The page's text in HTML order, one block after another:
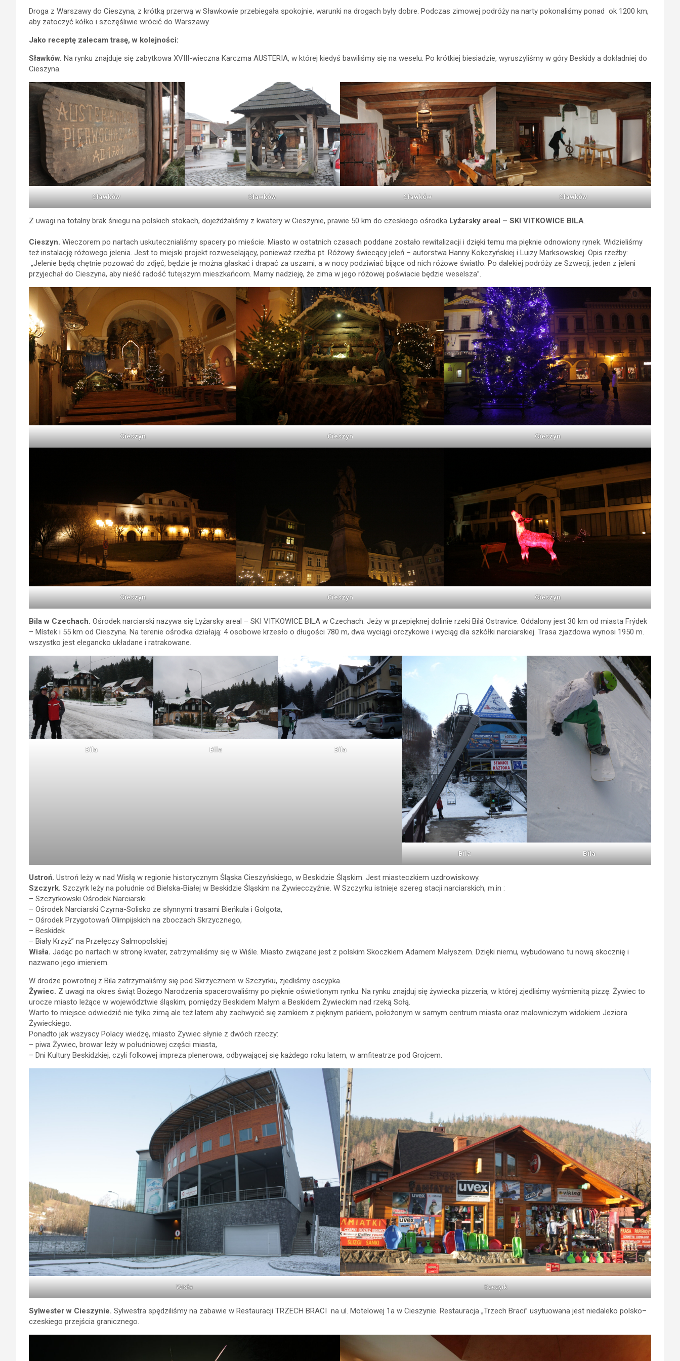
Droga z Warszawy do Cieszyna, z krótką przerwą w Sławkowie przebiegała spokojnie, warunki na drogach były dobre. Podczas zimowej podróży na narty pokonaliśmy ponad ok 1200 km,
aby zatoczyć kółko i szczęśliwie wrócić do Warszawy.
Jako receptę zalecam trasę, w kolejności:
Sławków. Na rynku znajduje się zabytkowa XVIII-wieczna Karczma AUSTERIA, w której kiedyś bawiliśmy się na weselu. Po krótkiej biesiadzie, wyruszyliśmy w góry Beskidy a dokładniej do
Cieszyna.
Sławków Sławków Sławków Sławków
Z uwagi na totalny brak śniegu na polskich stokach, dojeżdżaliśmy z kwatery w Cieszynie, prawie 50 km do czeskiego ośrodka Lyźarsky areal – SKI VITKOWICE BILA.
Cieszyn. Wieczorem po nartach uskutecznialiśmy spacery po mieście. Miasto w ostatnich czasach poddane zostało rewitalizacji i dzięki temu ma pięknie odnowiony rynek. Widzieliśmy
też instalację różowego jelenia. Jest to miejski projekt rozweselający, ponieważ rzeźba pt. Różowy świecący jeleń – autorstwa Hanny Kokczyńskiej i Luizy Marksowskiej. Opis rzeźby:
„Jelenie będą chętnie pozować do zdjęć, będzie je można głaskać i drapać za uszami, a w nocy podziwiać bijące od nich różowe światło. Po dalekiej podróży ze Szwecji, jeden z jeleni
przyjechał do Cieszyna, aby nieść radość tutejszym mieszkańcom. Mamy nadzieję, że zima w jego różowej poświacie będzie weselsza”.
Cieszyn Cieszyn Cieszyn
Cieszyn Cieszyn Cieszyn
Bila w Czechach. Ośrodek narciarski nazywa się Lyźarsky areal – SKI VITKOWICE BILA w Czechach. Jeży w przepięknej dolinie rzeki Bílá Ostravice. Oddalony jest 30 km od miasta Frýdek
– Místek i 55 km od Cieszyna. Na terenie ośrodka działają: 4 osobowe krzesło o długości 780 m, dwa wyciągi orczykowe i wyciąg dla szkółki narciarskiej. Trasa zjazdowa wynosi 1950 m.
wszystko jest elegancko układane i ratrakowane.
Bila Bila Bila
Bila Bila
Ustroń. Ustroń leży w nad Wisłą w regionie historycznym Śląska Cieszyńskiego, w Beskidzie Śląskim. Jest miasteczkiem uzdrowiskowy.
Szczyrk. Szczyrk leży na południe od Bielska-Białej w Beskidzie Śląskim na Żywiecczyźnie. W Szczyrku istnieje szereg stacji narciarskich, m.in :
– Szczyrkowski Ośrodek Narciarski
– Ośrodek Narciarski Czyrna-Solisko ze słynnymi trasami Bieńkula i Golgota,
– Ośrodek Przygotowań Olimpijskich na zboczach Skrzycznego,
– Beskidek
– Biały Krzyż” na Przełęczy Salmopolskiej
Wisła. Jadąc po nartach w stronę kwater, zatrzymaliśmy się w Wiśle. Miasto związane jest z polskim Skoczkiem Adamem Małyszem. Dzięki niemu, wybudowano tu nową skocznię i
nazwano jego imieniem.
W drodze powrotnej z Bila zatrzymaliśmy się pod Skrzycznem w Szczyrku, zjedliśmy oscypka.
Żywiec. Z uwagi na okres świąt Bożego Narodzenia spacerowaliśmy po pięknie oświetlonym rynku. Na rynku znajduj się żywiecka pizzeria, w której zjedliśmy wyśmienitą pizzę. Żywiec to
urocze miasto leżące w województwie śląskim, pomiędzy Beskidem Małym a Beskidem Żywieckim nad rzeką Sołą.
Warto to miejsce odwiedzić nie tylko zimą ale też latem aby zachwycić się zamkiem z pięknym parkiem, położonym w samym centrum miasta oraz malowniczym widokiem Jeziora
Żywieckiego.
Ponadto jak wszyscy Polacy wiedzę, miasto Żywiec słynie z dwóch rzeczy:
– piwa Żywiec, browar leży w południowej części miasta,
– Dni Kultury Beskidzkiej, czyli folkowej impreza plenerowa, odbywającej się każdego roku latem, w amfiteatrze pod Grojcem.
Wisła Szczyrk
Sylwester w Cieszynie. Sylwestra spędziliśmy na zabawie w Restauracji TRZECH BRACI na ul. Motelowej 1a w Cieszynie. Restauracja „Trzech Braci” usytuowana jest niedaleko polsko–
czeskiego przejścia granicznego.